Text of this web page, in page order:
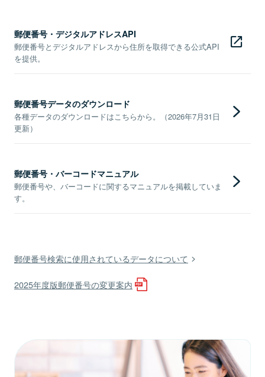
郵便番号・デジタルアドレスAPI
郵便番号とデジタルアドレスから住所を取得できる公式API
を提供。
郵便番号データのダウンロード
各種データのダウンロードはこちらから。（2026年7月31日
更新）
郵便番号・バーコードマニュアル
郵便番号や、バーコードに関するマニュアルを掲載していま
す。
郵便番号検索に使用されているデータについて
2025年度版郵便番号の変更案内